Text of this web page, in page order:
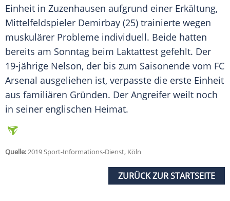
Einheit in Zuzenhausen aufgrund einer Erkältung,
Mittelfeldspieler Demirbay (25) trainierte wegen
muskulärer Probleme individuell. Beide hatten
bereits am Sonntag beim Laktattest gefehlt. Der
19-jährige Nelson, der bis zum Saisonende vom FC
Arsenal ausgeliehen ist, verpasste die erste Einheit
aus familiären Gründen. Der Angreifer weilt noch
in seiner englischen Heimat.
Quelle:2019 Sport-Informations-Dienst, Köln
ZURÜCK ZUR STARTSEITE